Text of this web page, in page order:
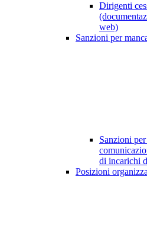
Dirigenti
web)
Sanzioni per
Sanzioni
di incarichi
Posizioni